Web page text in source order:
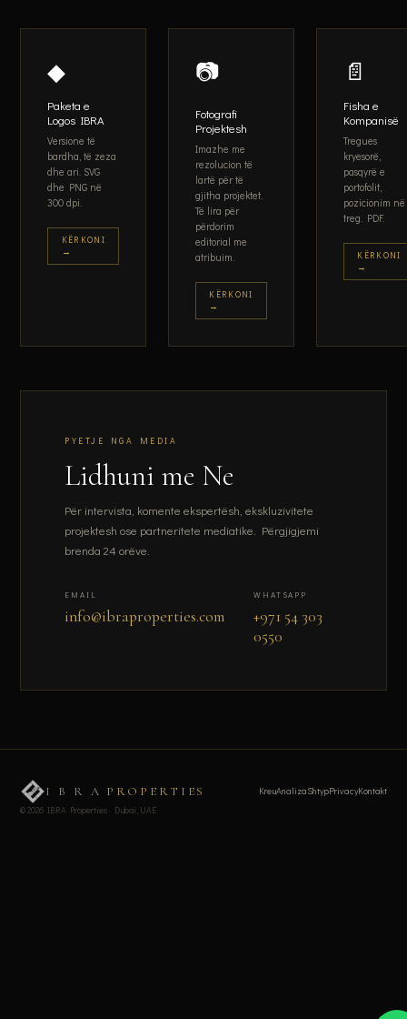
◆
Paketa e
Logos IBRA
Versione të
bardha, të zeza
dhe ari. SVG
dhe PNG në
300 dpi.
KËRKONI
→
📷
Fotografi
Projektesh
Imazhe me
rezolucion të
lartë për të
gjitha projektet.
Të lira për
përdorim
editorial me
atribuim.
KËRKONI
→
📄
Fisha e
Kompanisë
Tregues
kryesorë,
pasqyrë e
portofolit,
pozicionim në
treg. PDF.
KËRKONI
→
PYETJE NGA MEDIA
Lidhuni me Ne
Për intervista, komente ekspertësh, ekskluzivitete
projektesh ose partneritete mediatike. Përgjigjemi
brenda 24 orëve.
EMAIL
info@ibraproperties.com
WHATSAPP
+971 54 303
0550
I B R A PROPERTIES KreuAnalizaShtypPrivacyKontakt
© 2026 IBRA Properties · Dubai, UAE